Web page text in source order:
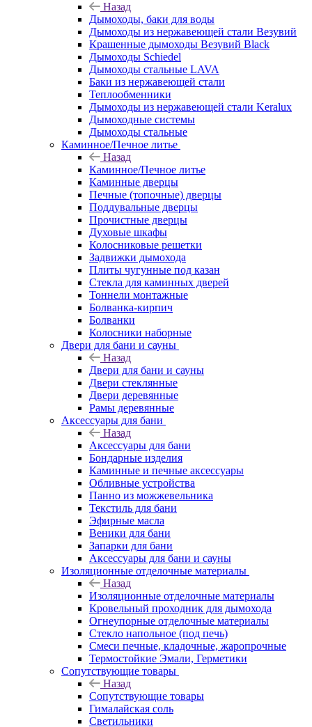
Назад
Дымоходы, баки для воды
Дымоходы из нержавеющей стали Везувий
Крашенные дымоходы Везувий Black
Дымоходы Schiedel
Дымоходы стальные LAVA
Баки из нержавеющей стали
Теплообменники
Дымоходы из нержавеющей стали Keralux
Дымоходные системы
Дымоходы стальные
Каминное/Печное литье
Назад
Каминное/Печное литье
Каминные дверцы
Печные (топочные) дверцы
Поддувальные дверцы
Прочистные дверцы
Духовые шкафы
Колосниковые решетки
Задвижки дымохода
Плиты чугунные под казан
Стекла для каминных дверей
Тоннели монтажные
Болванка-кирпич
Болванки
Колосники наборные
Двери для бани и сауны
Назад
Двери для бани и сауны
Двери стеклянные
Двери деревянные
Рамы деревянные
Аксессуары для бани
Назад
Аксессуары для бани
Бондарные изделия
Каминные и печные аксессуары
Обливные устройства
Панно из можжевельника
Текстиль для бани
Эфирные масла
Веники для бани
Запарки для бани
Аксессуары для бани и сауны
Изоляционные отделочные материалы
Назад
Изоляционные отделочные материалы
Кровельный проходник для дымохода
Огнеупорные отделочные материалы
Стекло напольное (под печь)
Смеси печные, кладочные, жаропрочные
Термостойкие Эмали, Герметики
Сопутствующие товары
Назад
Сопутствующие товары
Гималайская соль
Светильники